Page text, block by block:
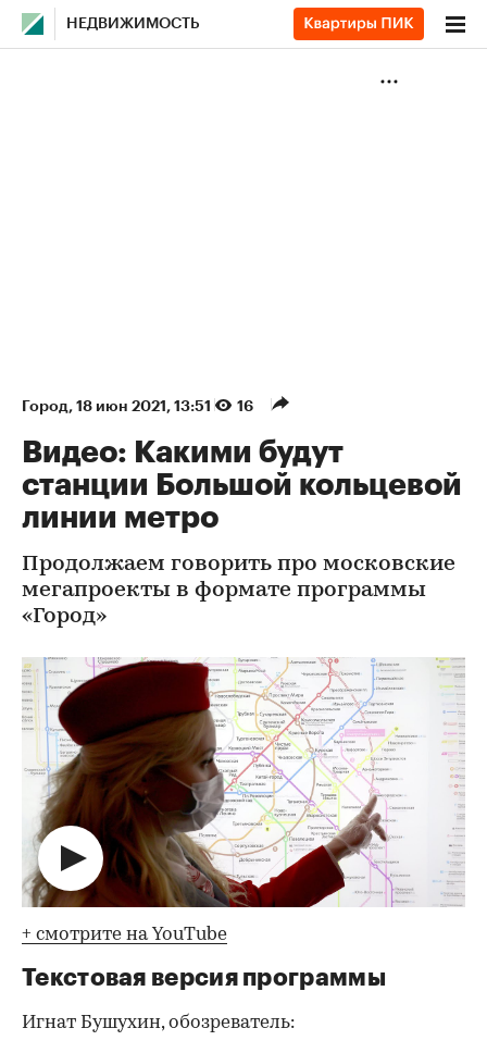
НЕДВИЖИМОСТЬ
Город⁠, 18 июн 2021, 13:51 16
Видео: Какими будут
станции Большой кольцевой
линии метро
Продолжаем говорить про московские
мегапроекты в формате программы
«Город»
+ смотрите на YouTube
Текстовая версия программы
Игнат Бушухин, обозреватель: